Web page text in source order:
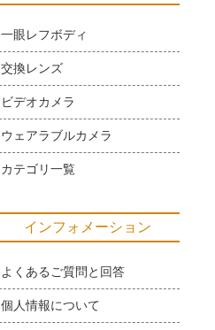
一眼レフボディ
交換レンズ
ビデオカメラ
ウェアラブルカメラ
カテゴリ一覧
インフォメーション
よくあるご質問と回答
個人情報について